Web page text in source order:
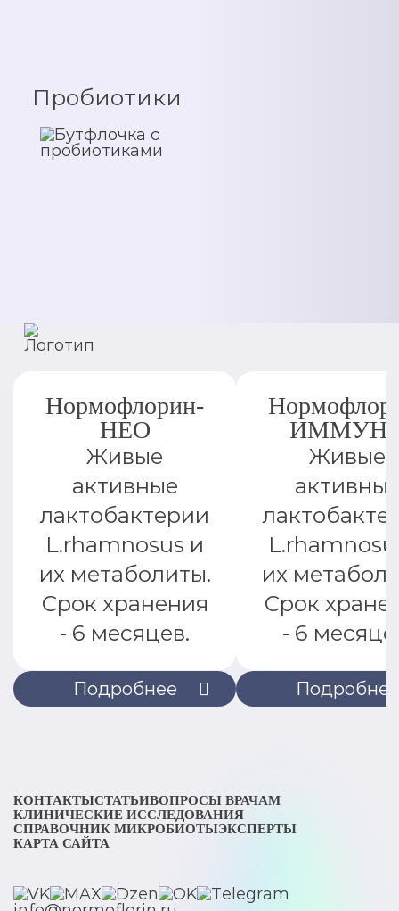
Пробиотики
Подробнее
Нормофлорин-
НЕО
Живые
активные
лактобактерии
L.rhamnosus и
их метаболиты.
Срок хранения
- 6 месяцев.
Подробнее
Живые
их
Срок
- 6
КОНТАКТЫСТАТЬИВОПРОСЫ ВРАЧАМ
КЛИНИЧЕСКИЕ ИССЛЕДОВАНИЯ
СПРАВОЧНИК МИКРОБИОТЫЭКСПЕРТЫ
КАРТА САЙТА